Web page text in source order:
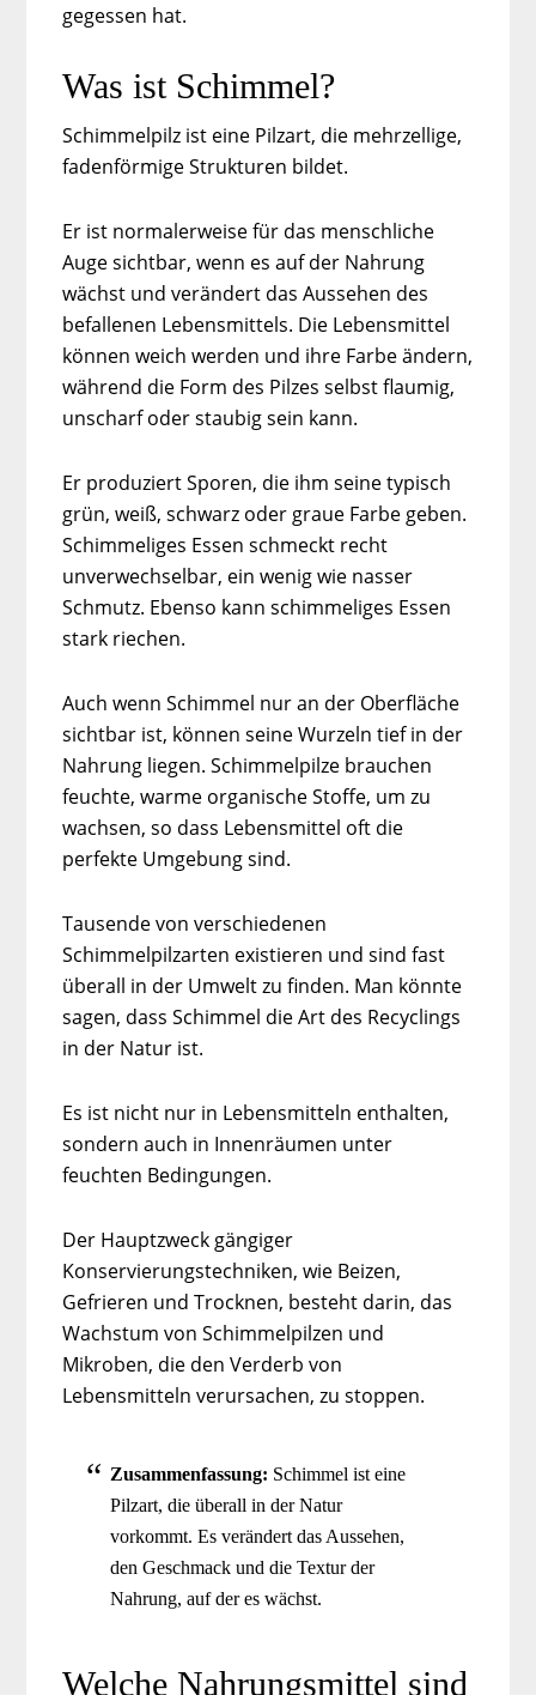
gegessen hat.
Was ist Schimmel?
Schimmelpilz ist eine Pilzart, die mehrzellige,
fadenförmige Strukturen bildet.
Er ist normalerweise für das menschliche
Auge sichtbar, wenn es auf der Nahrung
wächst und verändert das Aussehen des
befallenen Lebensmittels. Die Lebensmittel
können weich werden und ihre Farbe ändern,
während die Form des Pilzes selbst flaumig,
unscharf oder staubig sein kann.
Er produziert Sporen, die ihm seine typisch
grün, weiß, schwarz oder graue Farbe geben.
Schimmeliges Essen schmeckt recht
unverwechselbar, ein wenig wie nasser
Schmutz. Ebenso kann schimmeliges Essen
stark riechen.
Auch wenn Schimmel nur an der Oberfläche
sichtbar ist, können seine Wurzeln tief in der
Nahrung liegen. Schimmelpilze brauchen
feuchte, warme organische Stoffe, um zu
wachsen, so dass Lebensmittel oft die
perfekte Umgebung sind.
Tausende von verschiedenen
Schimmelpilzarten existieren und sind fast
überall in der Umwelt zu finden. Man könnte
sagen, dass Schimmel die Art des Recyclings
in der Natur ist.
Es ist nicht nur in Lebensmitteln enthalten,
sondern auch in Innenräumen unter
feuchten Bedingungen.
Der Hauptzweck gängiger
Konservierungstechniken, wie Beizen,
Gefrieren und Trocknen, besteht darin, das
Wachstum von Schimmelpilzen und
Mikroben, die den Verderb von
Lebensmitteln verursachen, zu stoppen.
Zusammenfassung: Schimmel ist eine
Pilzart, die überall in der Natur
vorkommt. Es verändert das Aussehen,
den Geschmack und die Textur der
Nahrung, auf der es wächst.
Welche Nahrungsmittel sind